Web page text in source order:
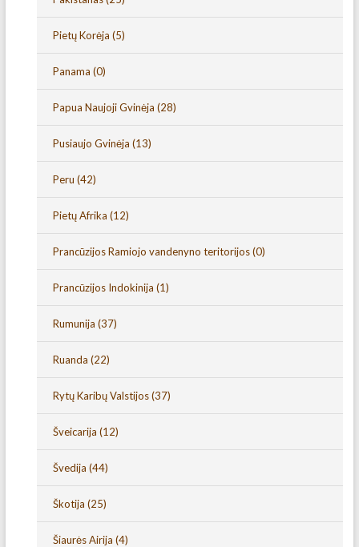
Pietų Korėja (5)
Panama (0)
Papua Naujoji Gvinėja (28)
Pusiaujo Gvinėja (13)
Peru (42)
Pietų Afrika (12)
Prancūzijos Ramiojo vandenyno teritorijos(0)
Prancūzijos Indokinija (1)
Rumunija (37)
Ruanda (22)
Rytų Karibų Valstijos(37)
Šveicarija (12)
Švedija (44)
Škotija (25)
Šiaurės Airija (4)